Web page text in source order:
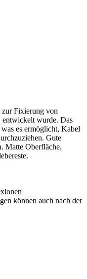
zur Fixierung von
entwickelt wurde. Das
es ermöglicht, Kabel
Gute
Matte Oberfläche,
können auch nach der